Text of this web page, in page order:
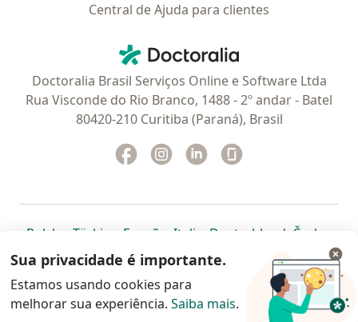
Central de Ajuda para clientes
Doctoralia - Homepage
Doctoralia Brasil Serviços Online e Software Ltda
Rua Visconde do Rio Branco, 1488 - 2º andar - Batel
80420-210 Curitiba (Paraná), Brasil
Facebook
abre num novo separador
Instagram
abre num novo separador
Linkedin
abre num novo
Polska abre num novo separador
Türkiye abre num novo separador
España abre num novo separador
Italia abre num novo
Deutschlandabre num
Česko
Portugal abre num novo separador
, México abre num novo separador
, abre num novo separador
Brasil abre num novoabre num
abre
Colombia abre num novo
www.doctoralia.com.br © 2026 - Agende agora sua
Sua privacidade é importante.
Estamos usando cookies para
melhorar sua experiência. Saiba mais.